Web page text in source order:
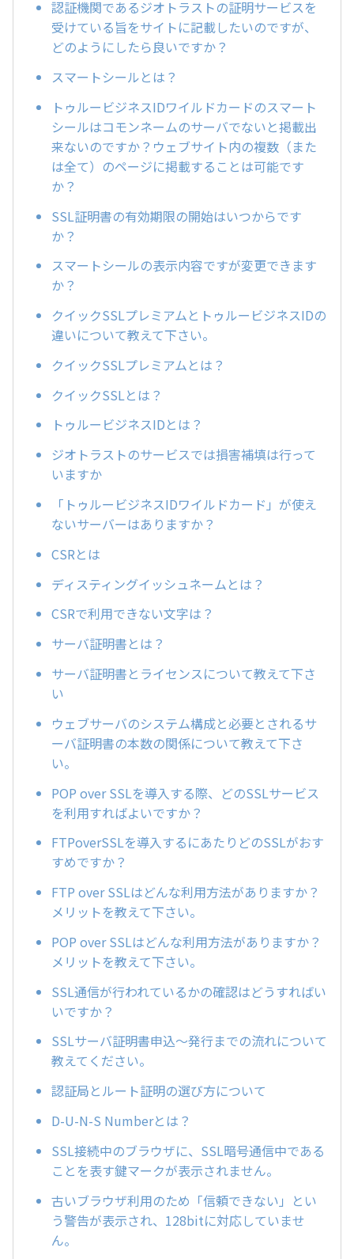
認証機関であるジオトラストの証明サービスを
受けている旨をサイトに記載したいのですが、
どのようにしたら良いですか？
スマートシールとは？
トゥルービジネスIDワイルドカードのスマート
シールはコモンネームのサーバでないと掲載出
来ないのですか？ウェブサイト内の複数（また
は全て）のページに掲載することは可能です
か？
SSL証明書の有効期限の開始はいつからです
か？
スマートシールの表示内容ですが変更できます
か？
クイックSSLプレミアムとトゥルービジネスIDの
違いについて教えて下さい。
クイックSSLプレミアムとは？
クイックSSLとは？
トゥルービジネスIDとは？
ジオトラストのサービスでは損害補填は行って
いますか
「トゥルービジネスIDワイルドカード」が使え
ないサーバーはありますか？
CSRとは
ディスティングイッシュネームとは？
CSRで利用できない文字は？
サーバ証明書とは？
サーバ証明書とライセンスについて教えて下さ
い
ウェブサーバのシステム構成と必要とされるサ
ーバ証明書の本数の関係について教えて下さ
い。
POP over SSLを導入する際、どのSSLサービス
を利用すればよいですか？
FTPoverSSLを導入するにあたりどのSSLがおす
すめですか？
FTP over SSLはどんな利用方法がありますか？
メリットを教えて下さい。
POP over SSLはどんな利用方法がありますか？
メリットを教えて下さい。
SSL通信が行われているかの確認はどうすればい
いですか？
SSLサーバ証明書申込～発行までの流れについて
教えてください。
認証局とルート証明の選び方について
D-U-N-S Numberとは？
SSL接続中のブラウザに、SSL暗号通信中である
ことを表す鍵マークが表示されません。
古いブラウザ利用のため「信頼できない」とい
う警告が表示され、128bitに対応していませ
ん。